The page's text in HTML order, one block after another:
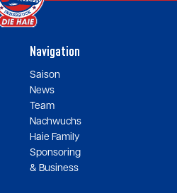
Navigation
Saison
News
Team
Nachwuchs
Haie Family
Sponsoring
& Business